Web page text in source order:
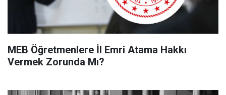
MEB Öğretmenlere İl Emri Atama Hakkı
Vermek Zorunda Mı?